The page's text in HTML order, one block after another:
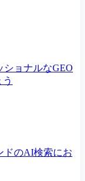
ショナルなGEO
ドのAI検索にお